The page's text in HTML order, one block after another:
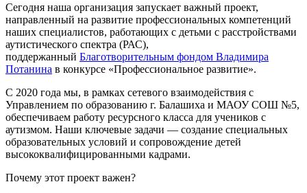
Сегодня наша организация запускает важный проект,
направленный на развитие профессиональных компетенций
наших специалистов, работающих с детьми с расстройствами
аутистического спектра (РАС),
поддержанный Благотворительным фондом Владимира
Потанина в конкурсе «Профессиональное развитие».
С 2020 года мы, в рамках сетевого взаимодействия с
Управлением по образованию г. Балашиха и МАОУ СОШ №5,
обеспечиваем работу ресурсного класса для учеников с
аутизмом. Наши ключевые задачи — создание специальных
образовательных условий и сопровождение детей
высококвалифицированными кадрами.
Почему этот проект важен?